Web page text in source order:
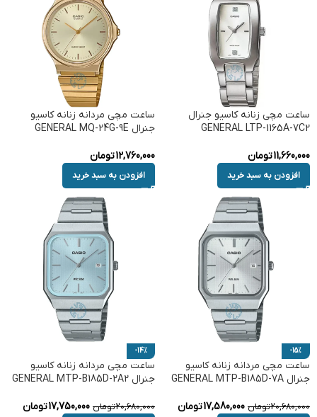
ساعت مچی زنانه کاسیو جنرال
GENERAL LTP-1165A-7C2
11,660,000تومان
افزودن به سبد خرید
ساعت مچی مردانه زنانه کاسیو
جنرال GENERAL MQ-24G-9E
12,760,000تومان
افزودن به سبد خرید
-15%
ساعت مچی مردانه زنانه کاسیو
جنرال GENERAL MTP-B185D-7A
20,680,000تومان 17,580,000تومان
-14%
ساعت مچی مردانه زنانه کاسیو
جنرال GENERAL MTP-B185D-2A2
20,680,000تومان 17,750,000تومان